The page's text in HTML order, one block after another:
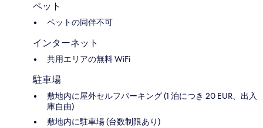
ペット
ペットの同伴不可
インターネット
共用エリアの無料 WiFi
駐車場
敷地内に屋外セルフパーキング (1 泊につき 20 EUR、出入
庫自由)
敷地内に駐車場 (台数制限あり)